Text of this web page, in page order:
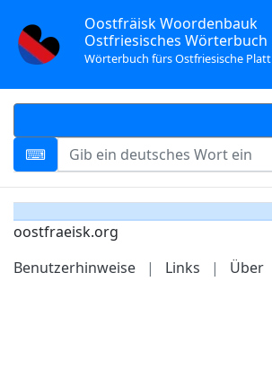
Oostfräisk Woordenbauk
Ostfriesisches Wörterbuch
Wörterbuch fürs Ostfriesische Platt
oostfraeisk.org
Benutzerhinweise
| Links | Über